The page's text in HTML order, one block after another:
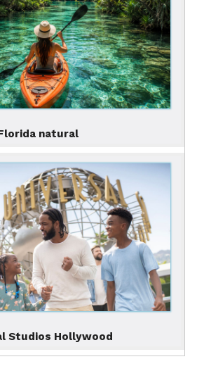
del 15 de julio al 15 de octubre y
se realizan desde abril hasta el
un tren navideño ofrecido del
al 28 de diciembre).
sobre las novedades de
sitio oficial.
natural
Studios Hollywood